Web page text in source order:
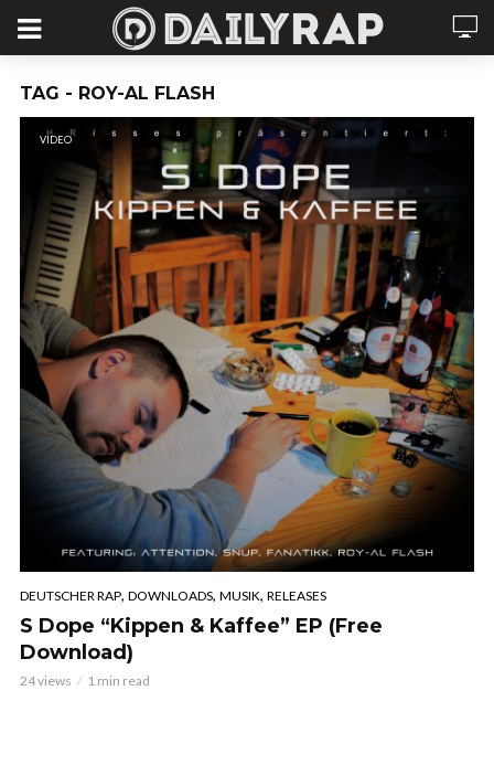
TAG - ROY-AL FLASH
VIDEO
DEUTSCHER RAP, DOWNLOADS, MUSIK, RELEASES
S Dope “Kippen & Kaffee” EP (Free
Download)
24 views 1 min read